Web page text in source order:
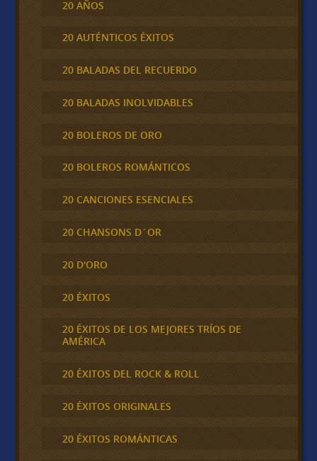
20 AÑOS
20 AUTÉNTICOS ÉXITOS
20 BALADAS DEL RECUERDO
20 BALADAS INOLVIDABLES
20 BOLEROS DE ORO
20 BOLEROS ROMÁNTICOS
20 CANCIONES ESENCIALES
20 CHANSONS D´OR
20 D'ORO
20 ÉXITOS
20 ÉXITOS DE LOS MEJORES TRÍOS DE
AMÉRICA
20 ÉXITOS DEL ROCK & ROLL
20 ÉXITOS ORIGINALES
20 ÉXITOS ROMÁNTICAS